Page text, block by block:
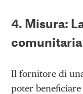
4. Misura:
comunitaria
Il fornitore di
poter beneficiare